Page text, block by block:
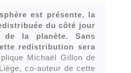
est présente, la
du côté jour
la planète. Sans
redistribution sera
Michaël Gillon de
co-auteur de cette